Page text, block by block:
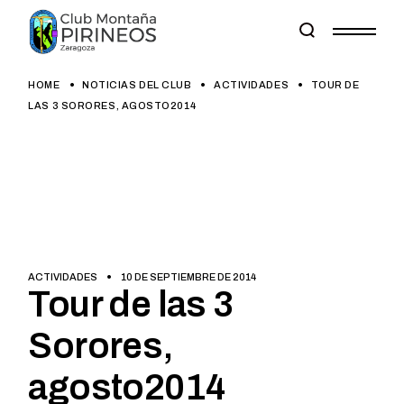
content
HOME NOTICIAS DEL CLUB ACTIVIDADES
TOUR DE
LAS 3 SORORES, AGOSTO2014
ACTIVIDADES 10 DE SEPTIEMBRE DE 2014
Tour de las 3
Sorores,
agosto2014